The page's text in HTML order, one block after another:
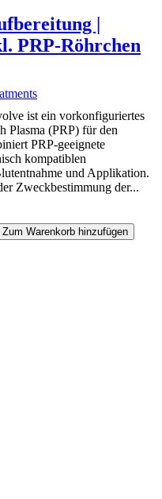
|
PRP-Röhrchen
ist ein vorkonfiguriertes
Plasma (PRP) für den
PRP-geeignete
kompatiblen
und Applikation.
Zweckbestimmung der...
Zum Warenkorb hinzufügen